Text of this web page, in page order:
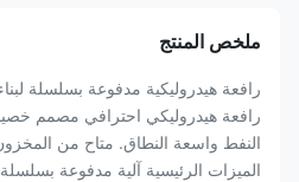
ملخص المنتج
رافعة هيدروليكية مدفوعة بسلسلة
رافعة هيدروليكي احترافي مصمم
النفط واسعة النطاق. متاح من
الميزات الرئيسية آلية مدفوعة